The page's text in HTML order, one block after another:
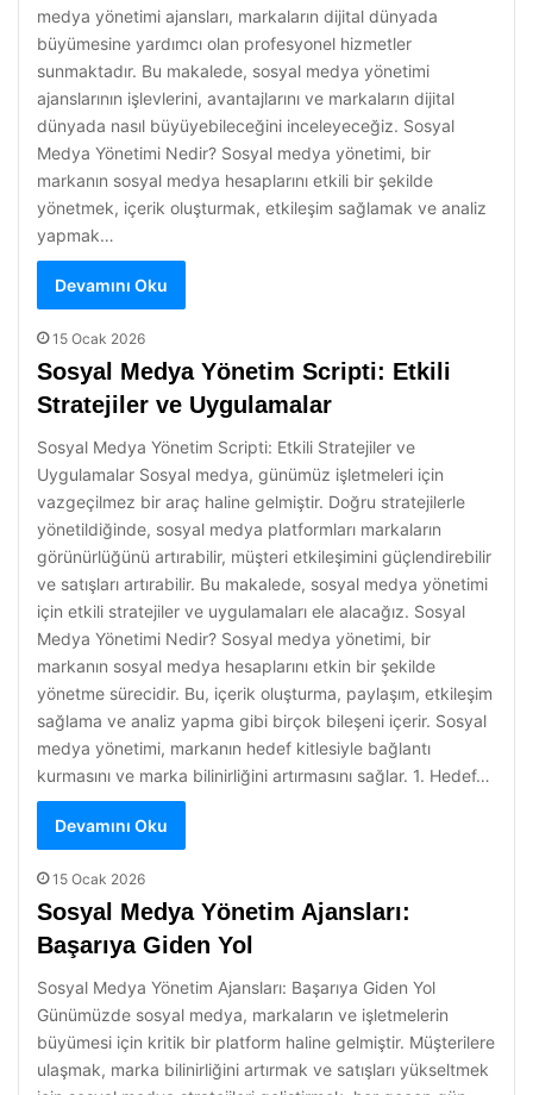
medya yönetimi ajansları, markaların dijital dünyada
büyümesine yardımcı olan profesyonel hizmetler
sunmaktadır. Bu makalede, sosyal medya yönetimi
ajanslarının işlevlerini, avantajlarını ve markaların dijital
dünyada nasıl büyüyebileceğini inceleyeceğiz. Sosyal
Medya Yönetimi Nedir? Sosyal medya yönetimi, bir
markanın sosyal medya hesaplarını etkili bir şekilde
yönetmek, içerik oluşturmak, etkileşim sağlamak ve analiz
yapmak…
Devamını Oku
15 Ocak 2026
Sosyal Medya Yönetim Scripti: Etkili
Stratejiler ve Uygulamalar
Sosyal Medya Yönetim Scripti: Etkili Stratejiler ve
Uygulamalar Sosyal medya, günümüz işletmeleri için
vazgeçilmez bir araç haline gelmiştir. Doğru stratejilerle
yönetildiğinde, sosyal medya platformları markaların
görünürlüğünü artırabilir, müşteri etkileşimini güçlendirebilir
ve satışları artırabilir. Bu makalede, sosyal medya yönetimi
için etkili stratejiler ve uygulamaları ele alacağız. Sosyal
Medya Yönetimi Nedir? Sosyal medya yönetimi, bir
markanın sosyal medya hesaplarını etkin bir şekilde
yönetme sürecidir. Bu, içerik oluşturma, paylaşım, etkileşim
sağlama ve analiz yapma gibi birçok bileşeni içerir. Sosyal
medya yönetimi, markanın hedef kitlesiyle bağlantı
kurmasını ve marka bilinirliğini artırmasını sağlar. 1. Hedef…
Devamını Oku
15 Ocak 2026
Sosyal Medya Yönetim Ajansları:
Başarıya Giden Yol
Sosyal Medya Yönetim Ajansları: Başarıya Giden Yol
Günümüzde sosyal medya, markaların ve işletmelerin
büyümesi için kritik bir platform haline gelmiştir. Müşterilere
ulaşmak, marka bilinirliğini artırmak ve satışları yükseltmek